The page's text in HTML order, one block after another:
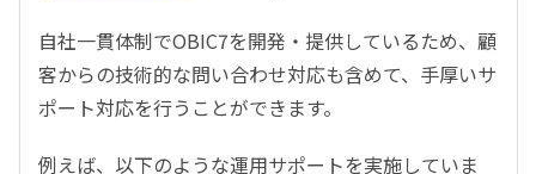
自社一貫体制でOBIC7を開発・提供しているため、顧
客からの技術的な問い合わせ対応も含めて、手厚いサ
ポート対応を行うことができます。
例えば、以下のような運用サポートを実施していま